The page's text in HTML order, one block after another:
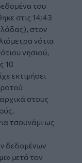
του
στις 14:43
στον
νότια
νησιού,
10
εκτιμήσει
στους
τσουνάμι ως
δεδομένων
μετά τον